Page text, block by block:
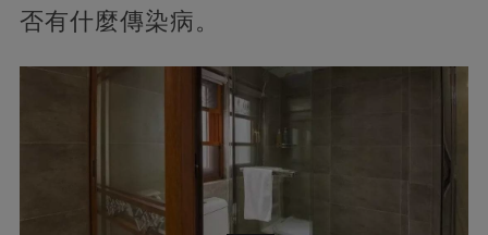
否有什麼傳染病。